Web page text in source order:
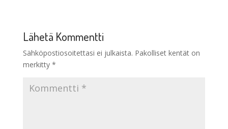
Lähetä Kommentti
Sähköpostiosoitettasi ei julkaista. Pakolliset kentät on
merkitty *